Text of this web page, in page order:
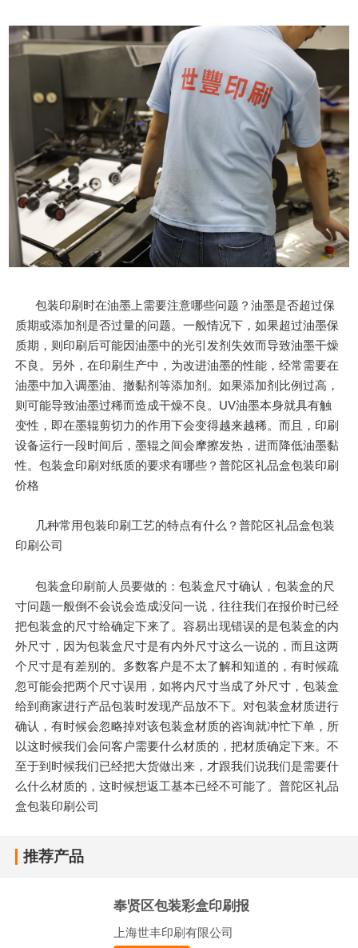
包装印刷时在油墨上需要注意哪些问题？油墨是否超过保
质期或添加剂是否过量的问题。一般情况下，如果超过油墨保
质期，则印刷后可能因油墨中的光引发剂失效而导致油墨干燥
不良。另外，在印刷生产中，为改进油墨的性能，经常需要在
油墨中加入调墨油、撤黏剂等添加剂。如果添加剂比例过高，
则可能导致油墨过稀而造成干燥不良。UV油墨本身就具有触
变性，即在墨辊剪切力的作用下会变得越来越稀。而且，印刷
设备运行一段时间后，墨辊之间会摩擦发热，进而降低油墨黏
性。包装盒印刷对纸质的要求有哪些？普陀区礼品盒包装印刷
价格
几种常用包装印刷工艺的特点有什么？普陀区礼品盒包装
印刷公司
包装盒印刷前人员要做的：包装盒尺寸确认，包装盒的尺
寸问题一般倒不会说会造成没问一说，往往我们在报价时已经
把包装盒的尺寸给确定下来了。容易出现错误的是包装盒的内
外尺寸，因为包装盒尺寸是有内外尺寸这么一说的，而且这两
个尺寸是有差别的。多数客户是不太了解和知道的，有时候疏
忽可能会把两个尺寸误用，如将内尺寸当成了外尺寸，包装盒
给到商家进行产品包装时发现产品放不下。对包装盒材质进行
确认，有时候会忽略掉对该包装盒材质的咨询就冲忙下单，所
以这时候我们会问客户需要什么材质的，把材质确定下来。不
至于到时候我们已经把大货做出来，才跟我们说我们是需要什
么什么材质的，这时候想返工基本已经不可能了。普陀区礼品
盒包装印刷公司
推荐产品
奉贤区包装彩盒印刷报
上海世丰印刷有限公司